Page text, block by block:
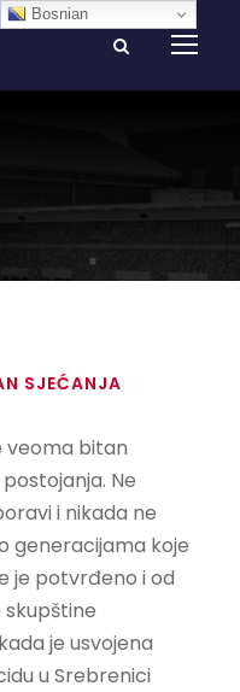
SJEĆANJA
veoma bitan
Ne
i nikada ne
generacijama koje
je potvrđeno i od
je usvojena
u Srebrenici
Bosnian